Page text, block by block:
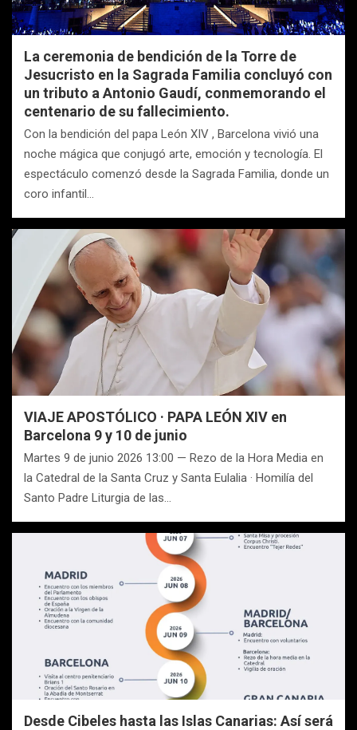
La ceremonia de bendición de la Torre de
Jesucristo en la Sagrada Familia concluyó con
un tributo a Antonio Gaudí, conmemorando el
centenario de su fallecimiento.
Con la bendición del papa León XIV , Barcelona vivió una
noche mágica que conjugó arte, emoción y tecnología. El
espectáculo comenzó desde la Sagrada Familia, donde un
coro infantil…
VIAJE APOSTÓLICO · PAPA LEÓN XIV en
Barcelona 9 y 10 de junio
Martes 9 de junio 2026 13:00 — Rezo de la Hora Media en
la Catedral de la Santa Cruz y Santa Eulalia · Homilía del
Santo Padre Liturgia de las…
Desde Cibeles hasta las Islas Canarias: Así será